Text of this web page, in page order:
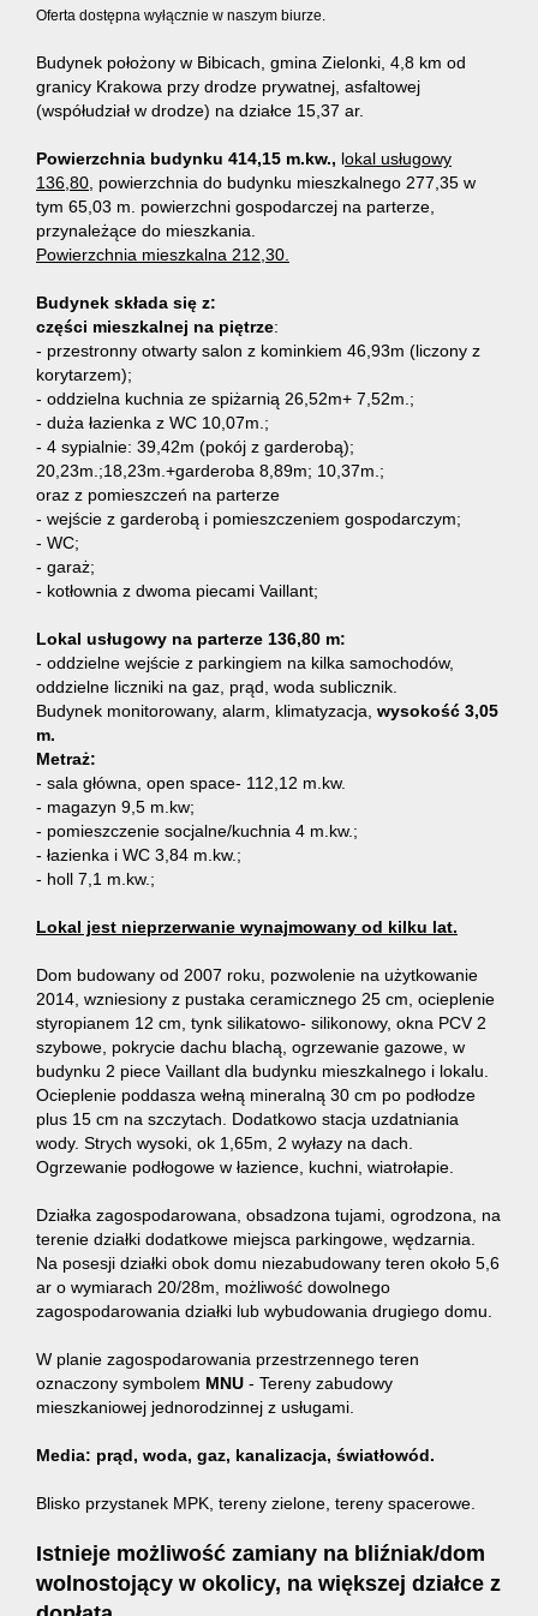
Oferta
Usługi
obrocie
Oferta dostępna wyłącznie w naszym biurze.
Budynek położony w Bibicach, gmina Zielonki, 4,8 km od
granicy Krakowa przy drodze prywatnej, asfaltowej
(współudział w drodze) na działce 15,37 ar.
Powierzchnia budynku 414,15 m.kw., lokal usługowy
136,80, powierzchnia do budynku mieszkalnego 277,35 w
tym 65,03 m. powierzchni gospodarczej na parterze,
przynależące do mieszkania.
Powierzchnia mieszkalna 212,30.
Budynek składa się z:
części mieszkalnej na piętrze:
- przestronny otwarty salon z kominkiem 46,93m (liczony z
korytarzem);
- oddzielna kuchnia ze spiżarnią 26,52m+ 7,52m.;
- duża łazienka z WC 10,07m.;
- 4 sypialnie: 39,42m (pokój z garderobą);
20,23m.;18,23m.+garderoba 8,89m; 10,37m.;
oraz z pomieszczeń na parterze
- wejście z garderobą i pomieszczeniem gospodarczym;
- WC;
- garaż;
- kotłownia z dwoma piecami Vaillant;
Lokal usługowy na parterze 136,80 m:
- oddzielne wejście z parkingiem na kilka samochodów,
oddzielne liczniki na gaz, prąd, woda sublicznik.
Budynek monitorowany, alarm, klimatyzacja, wysokość 3,05
m.
Metraż:
- sala główna, open space- 112,12 m.kw.
- magazyn 9,5 m.kw;
- pomieszczenie socjalne/kuchnia 4 m.kw.;
- łazienka i WC 3,84 m.kw.;
- holl 7,1 m.kw.;
Lokal jest nieprzerwanie wynajmowany od kilku lat.
Dom budowany od 2007 roku, pozwolenie na użytkowanie
2014, wzniesiony z pustaka ceramicznego 25 cm, ocieplenie
styropianem 12 cm, tynk silikatowo- silikonowy, okna PCV 2
szybowe, pokrycie dachu blachą, ogrzewanie gazowe, w
budynku 2 piece Vaillant dla budynku mieszkalnego i lokalu.
Ocieplenie poddasza wełną mineralną 30 cm po podłodze
plus 15 cm na szczytach. Dodatkowo stacja uzdatniania
wody. Strych wysoki, ok 1,65m, 2 wyłazy na dach.
Ogrzewanie podłogowe w łazience, kuchni, wiatrołapie.
Działka zagospodarowana, obsadzona tujami, ogrodzona, na
terenie działki dodatkowe miejsca parkingowe, wędzarnia.
Na posesji działki obok domu niezabudowany teren około 5,6
ar o wymiarach 20/28m, możliwość dowolnego
zagospodarowania działki lub wybudowania drugiego domu.
W planie zagospodarowania przestrzennego teren
oznaczony symbolem MNU - Tereny zabudowy
mieszkaniowej jednorodzinnej z usługami.
Media: prąd, woda, gaz, kanalizacja, światłowód.
Blisko przystanek MPK, tereny zielone, tereny spacerowe.
Istnieje możliwość zamiany na bliźniak/dom
wolnostojący w okolicy, na większej działce z